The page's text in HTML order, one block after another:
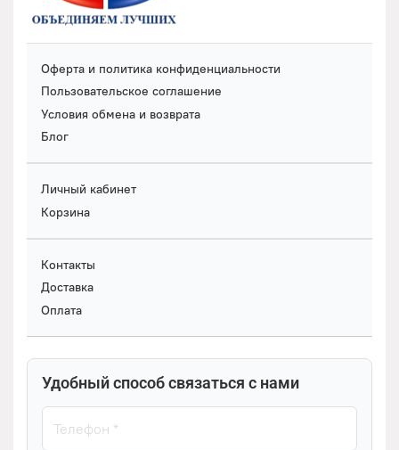
Оферта и политика конфиденциальности
Пользовательское соглашение
Условия обмена и возврата
Блог
Личный кабинет
Корзина
Контакты
Доставка
Оплата
Удобный способ связаться с нами